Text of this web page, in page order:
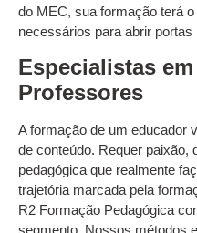
do MEC, sua formação terá
necessários para abrir
Especialistas
Professores
A formação de um educador
de conteúdo. Requer paixão,
pedagógica que realmente
trajetória marcada pela
R2 Formação Pedagógica